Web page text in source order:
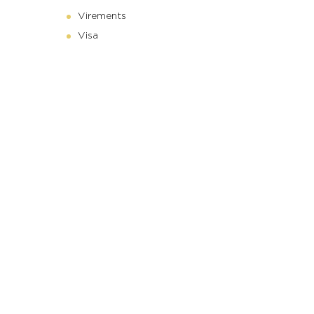
Virements
Visa